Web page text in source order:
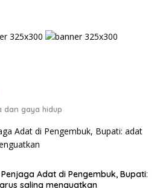
gaya hidup
Adat di Pengembuk, Bupati:
saling menguatkan